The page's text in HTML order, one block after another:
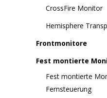
CrossFire Monitor
Hemisphere
Frontmonitore
Fest montierte
Fest montierte
Fernsteuerung